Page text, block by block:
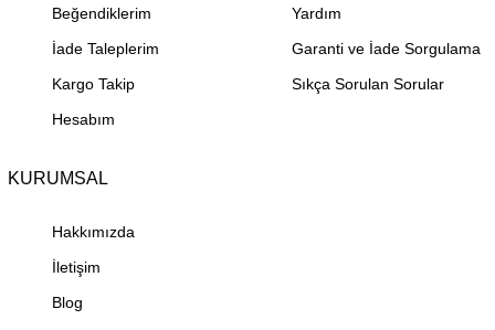
Beğendiklerim
İade Taleplerim
Kargo Takip
Hesabım
Yardım
Garanti ve İade Sorgulama
Sıkça Sorulan Sorular
KURUMSAL
Hakkımızda
İletişim
Blog